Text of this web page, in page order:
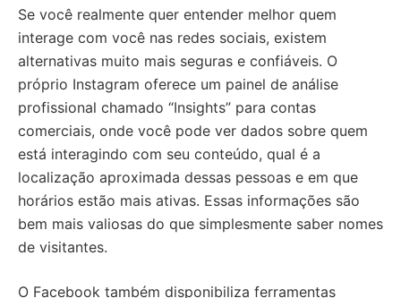
Se você realmente quer entender melhor quem
interage com você nas redes sociais, existem
alternativas muito mais seguras e confiáveis. O
próprio Instagram oferece um painel de análise
profissional chamado “Insights” para contas
comerciais, onde você pode ver dados sobre quem
está interagindo com seu conteúdo, qual é a
localização aproximada dessas pessoas e em que
horários estão mais ativas. Essas informações são
bem mais valiosas do que simplesmente saber nomes
de visitantes.
O Facebook também disponibiliza ferramentas